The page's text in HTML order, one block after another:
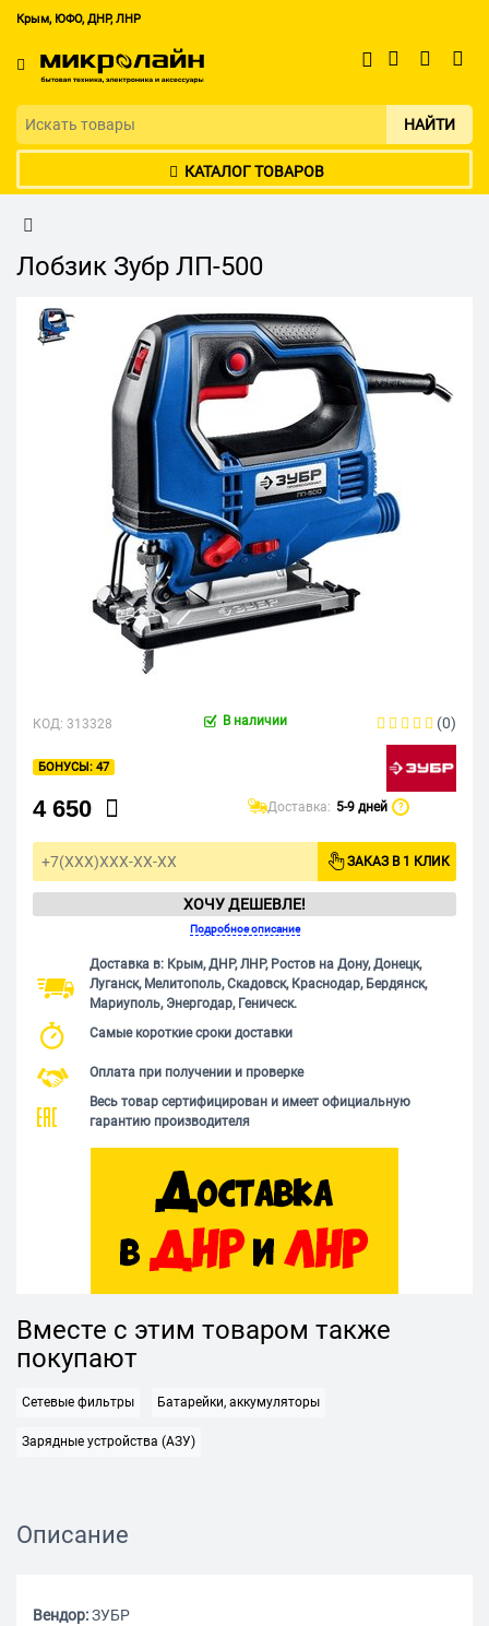
Крым, ЮФО, ДНР, ЛНР
НАЙТИ
КАТАЛОГ ТОВАРОВ
Лобзик Зубр ЛП-500
КОД: 313328 В наличии (0)
47
4 650 Доставка: 5-9 дней ?
ЗАКАЗ В 1 КЛИК
ХОЧУ ДЕШЕВЛЕ!
Подробное описание
Доставка в: Крым, ДНР, ЛНР, Ростов на Дону, Донецк,
Луганск, Мелитополь, Скадовск, Краснодар, Бердянск,
Мариуполь, Энергодар, Геническ.
Самые короткие сроки доставки
Оплата при получении и проверке
Весь товар сертифицирован и имеет официальную
гарантию производителя
Вместе с этим товаром также
покупают
Сетевые фильтры Батарейки, аккумуляторы
Зарядные устройства (АЗУ)
Описание
Вендор:ЗУБР